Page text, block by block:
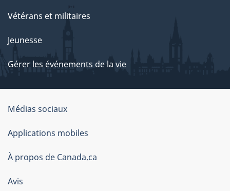
Vétérans et militaires
Jeunesse
Gérer les événements de la vie
Organisation
du
gouvernement
du
Canada
Médias sociaux
Applications mobiles
À propos de Canada.ca
Avis